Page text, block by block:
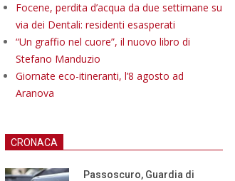
Focene, perdita d’acqua da due settimane su
via dei Dentali: residenti esasperati
“Un graffio nel cuore”, il nuovo libro di
Stefano Manduzio
Giornate eco-itineranti, l’8 agosto ad
Aranova
CRONACA
Passoscuro, Guardia di